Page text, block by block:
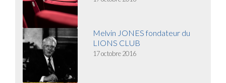
Melvin JONES fondateur du
LIONS CLUB
17 octobre 2016